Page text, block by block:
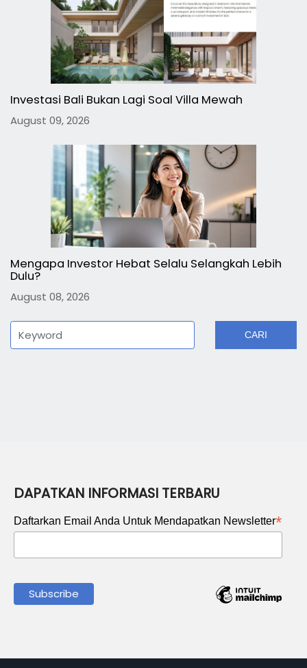
Investasi Bali Bukan Lagi Soal Villa Mewah
August 09, 2026
Mengapa Investor Hebat Selalu Selangkah Lebih
Dulu?
August 08, 2026
CARI
DAPATKAN INFORMASI TERBARU
Daftarkan Email Anda Untuk Mendapatkan Newsletter*